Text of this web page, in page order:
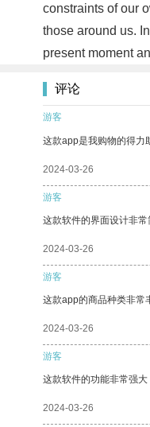
constraints of our
those around us.
present moment
评论
游客
这款app是我购物的得力
2024-03-26
游客
这款软件的界面设计非常
2024-03-26
游客
这款app的商品种类非常
2024-03-26
游客
这款软件的功能非常强大
2024-03-26